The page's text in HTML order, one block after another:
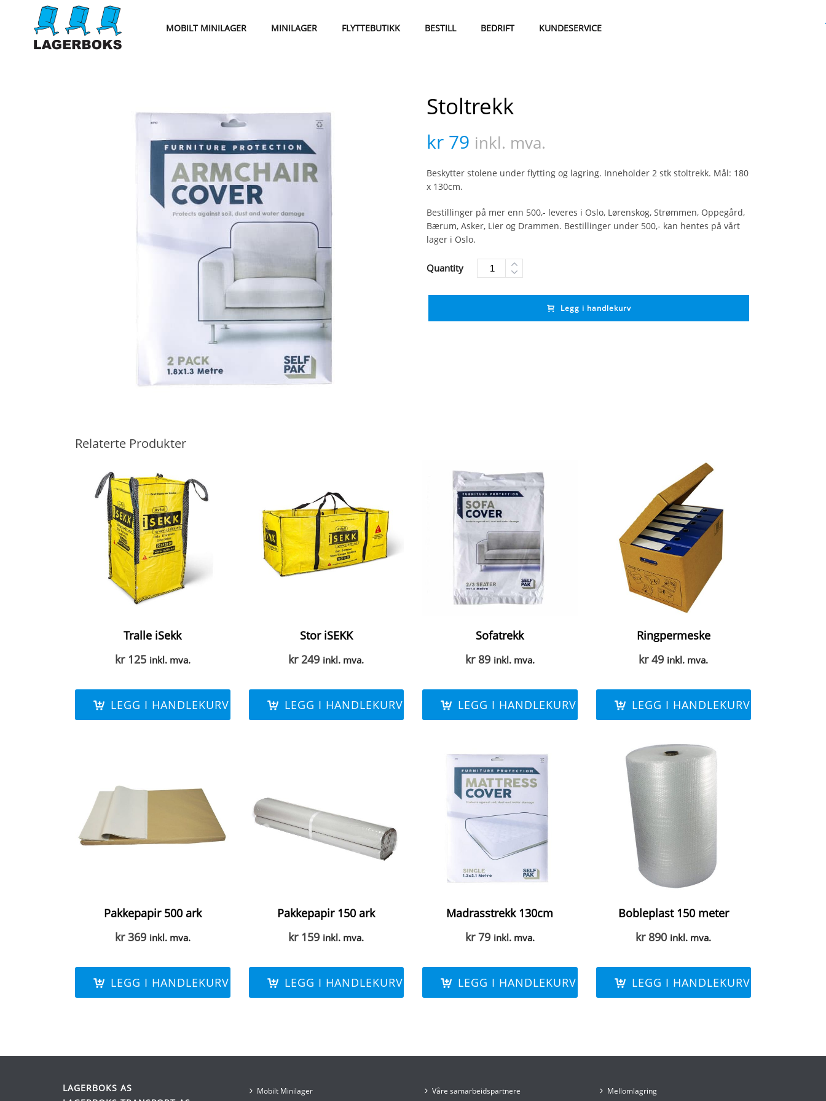
MOBILT MINILAGER MINILAGER FLYTTEBUTIKK BESTILL BEDRIFT KUNDESERVICE
Stoltrekk
kr 79 inkl. mva.
Beskytter stolene under flytting og lagring. Inneholder 2 stk stoltrekk. Mål: 180
x 130cm.
Bestillinger på mer enn 500,- leveres i Oslo, Lørenskog, Strømmen, Oppegård,
Bærum, Asker, Lier og Drammen. Bestillinger under 500,- kan hentes på vårt
lager i Oslo.
Quantity
Legg i handlekurv
Relaterte Produkter
Tralle iSekk
kr125 inkl. mva.
LEGG I HANDLEKURV
Stor iSEKK
kr249 inkl. mva.
LEGG I HANDLEKURV
Sofatrekk
kr89 inkl. mva.
LEGG I HANDLEKURV
Ringpermeske
kr49 inkl. mva.
LEGG I HANDLEKURV
Pakkepapir 500 ark
kr369 inkl. mva.
LEGG I HANDLEKURV
Pakkepapir 150 ark
kr159 inkl. mva.
LEGG I HANDLEKURV
Madrasstrekk 130cm
kr79 inkl. mva.
LEGG I HANDLEKURV
Bobleplast 150 meter
kr890 inkl. mva.
LEGG I HANDLEKURV
LAGERBOKS AS
Mobilt Minilager Våre samarbeidspartnere Mellomlagring